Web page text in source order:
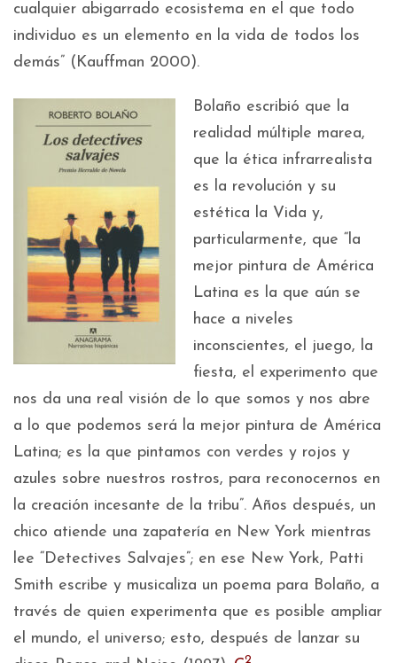
cualquier abigarrado ecosistema en el que todo
individuo es un elemento en la vida de todos los
demás” (Kauffman 2000).
Bolaño escribió que la
realidad múltiple marea,
que la ética infrarrealista
es la revolución y su
estética la Vida y,
particularmente, que “la
mejor pintura de América
Latina es la que aún se
hace a niveles
inconscientes, el juego, la
fiesta, el experimento que
nos da una real visión de lo que somos y nos abre
a lo que podemos será la mejor pintura de América
Latina; es la que pintamos con verdes y rojos y
azules sobre nuestros rostros, para reconocernos en
la creación incesante de la tribu”. Años después, un
chico atiende una zapatería en New York mientras
lee “Detectives Salvajes”; en ese New York, Patti
Smith escribe y musicaliza un poema para Bolaño, a
través de quien experimenta que es posible ampliar
el mundo, el universo; esto, después de lanzar su
2